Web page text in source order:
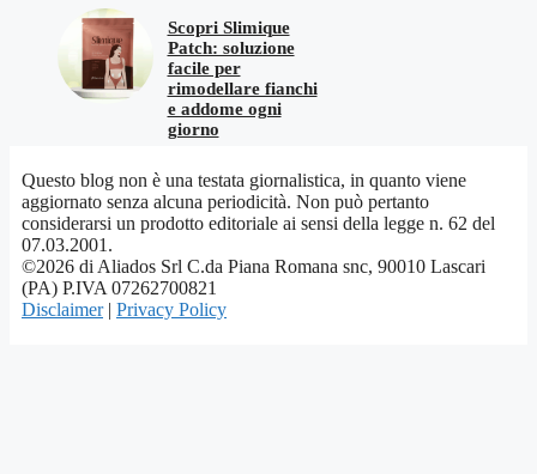
Scopri Slimique
Patch: soluzione
facile per
rimodellare fianchi
e addome ogni
giorno
Questo blog non è una testata giornalistica, in quanto viene
aggiornato senza alcuna periodicità. Non può pertanto
considerarsi un prodotto editoriale ai sensi della legge n. 62 del
07.03.2001.
©2026 di Aliados Srl C.da Piana Romana snc, 90010 Lascari
(PA) P.IVA 07262700821
Disclaimer| Privacy Policy